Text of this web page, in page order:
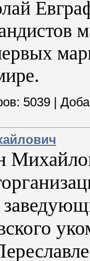
5039